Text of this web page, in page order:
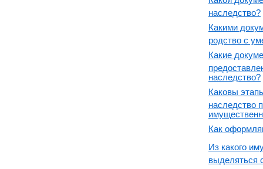
наследство?
Какими
родство с
Какие
наследство?
Каковы
наследство
Как
Из какого
выделяться